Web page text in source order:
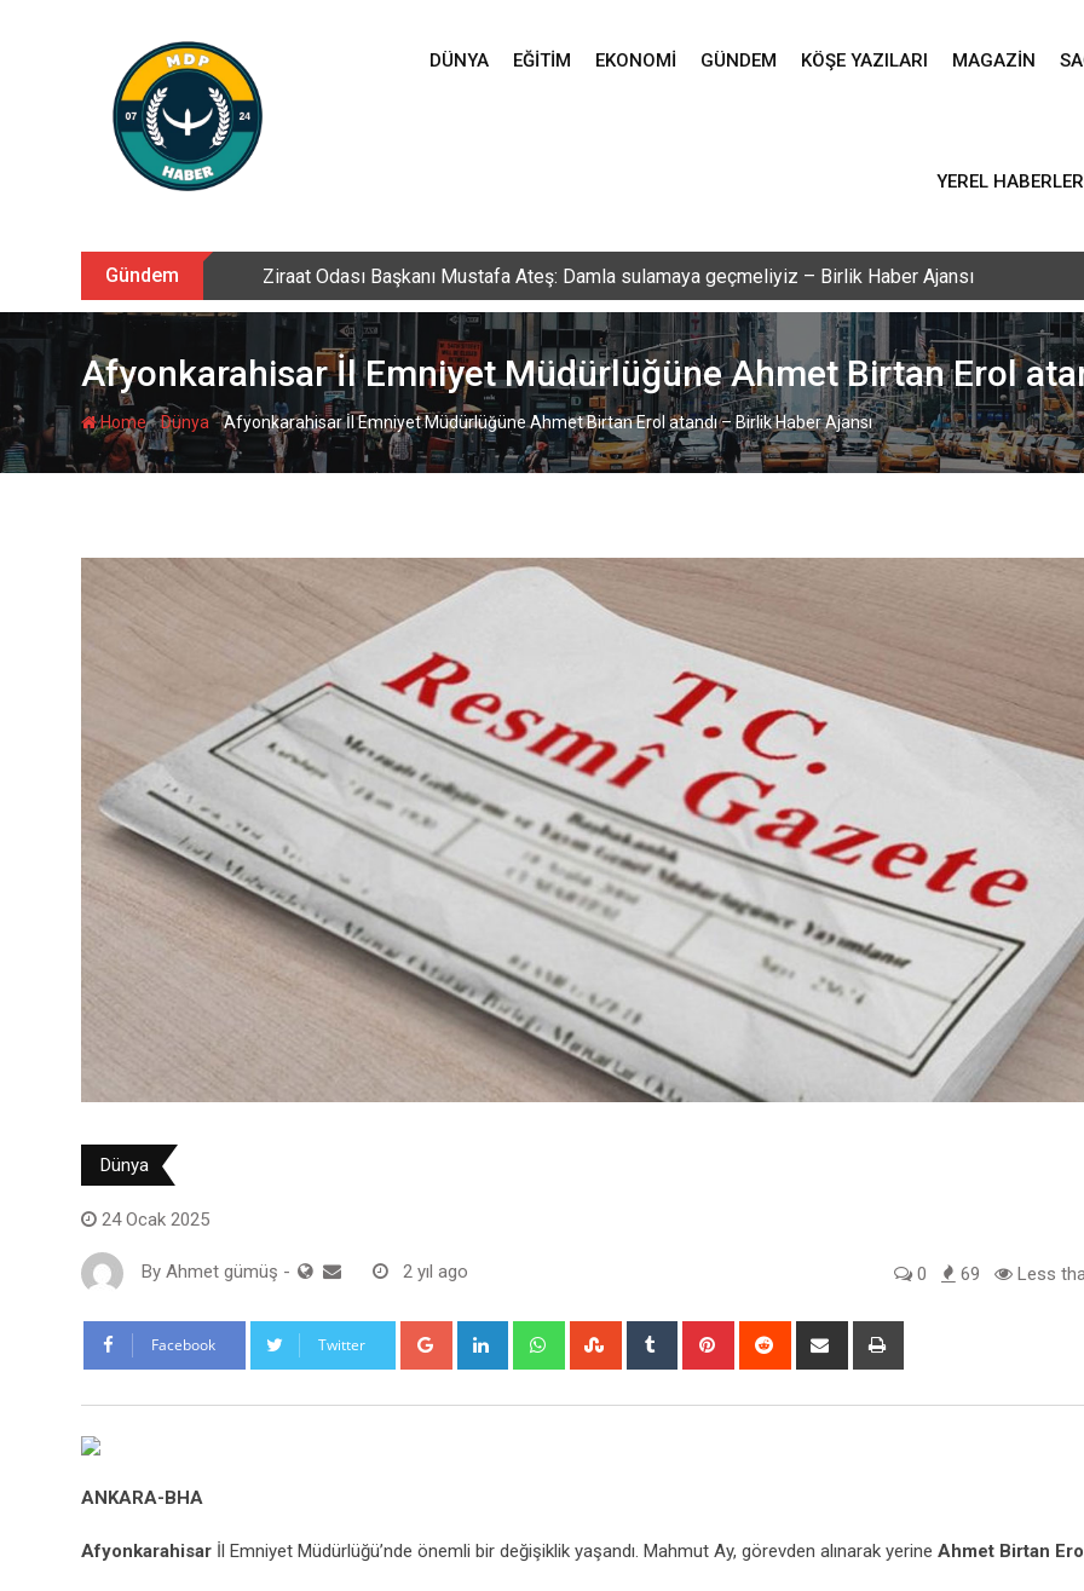
DÜNYA EĞITIM EKONOMI GÜNDEM KÖŞE YAZILARI MAGAZIN
YEREL HABERLER
Gündem Ziraat Odası Başkanı Mustafa Ateş: Damla sulamaya geçmeliyiz – Birlik Haber Ajansı
Afyonkarahisar İl Emniyet Müdürlüğüne Ahmet Birtan Erol
Home-Dünya-Afyonkarahisar İl Emniyet Müdürlüğüne Ahmet Birtan Erol atandı – Birlik Haber Ajansı
Dünya
24 Ocak 2025
By Ahmet gümüş - 2 yıl ago 0 69 Less
Facebook Twitter Google+ LinkedIn WhatsappStumbleUpon
Tumblr Pinterest Reddit
Share
ANKARA-BHA
Afyonkarahisar İl Emniyet Müdürlüğü’nde önemli bir değişiklik yaşandı. Mahmut Ay, görevden alınarak yerine Ahmet Birtan